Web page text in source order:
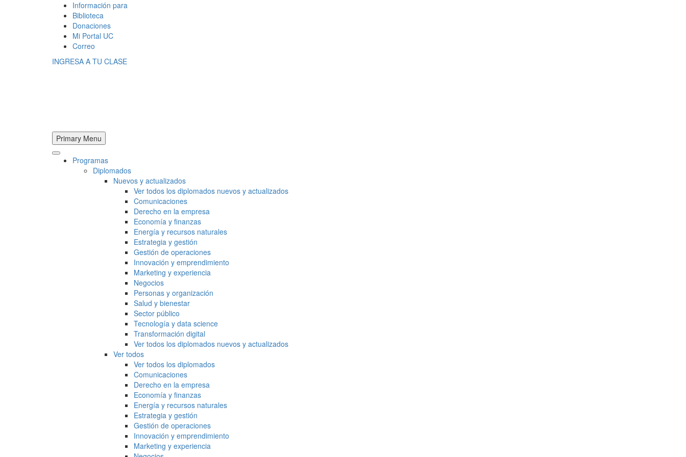
Información para
Biblioteca
Donaciones
Mi Portal UC
Correo
INGRESA A TU CLASE
Primary Menu
Programas
Diplomados
Nuevos y actualizados
Ver todos los diplomados nuevos y actualizados
Comunicaciones
Derecho en la empresa
Economía y finanzas
Energía y recursos naturales
Estrategia y gestión
Gestión de operaciones
Innovación y emprendimiento
Marketing y experiencia
Negocios
Personas y organización
Salud y bienestar
Sector público
Tecnología y data science
Transformación digital
Ver todos los diplomados nuevos y actualizados
Ver todos
Ver todos los diplomados
Comunicaciones
Derecho en la empresa
Economía y finanzas
Energía y recursos naturales
Estrategia y gestión
Gestión de operaciones
Innovación y emprendimiento
Marketing y experiencia